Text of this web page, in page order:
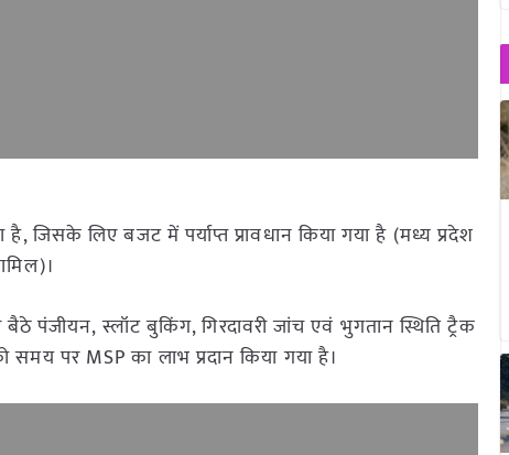
जिसके लिए बजट में पर्याप्त प्रावधान किया गया है (मध्य प्रदेश
पंजीयन, स्लॉट बुकिंग, गिरदावरी जांच एवं भुगतान स्थिति ट्रैक
पर MSP का लाभ प्रदान किया गया है।